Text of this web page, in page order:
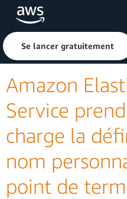
Passer au contenu principal
Cliquer ici pour
Se lancer gratuitement
Amazon
Service
charge la
nom
point de